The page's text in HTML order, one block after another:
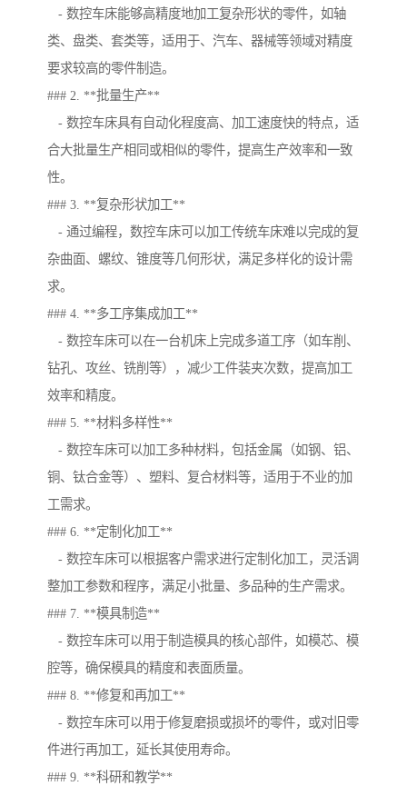
- 数控车床能够高精度地加工复杂形状的零件，如轴
类、盘类、套类等，适用于、汽车、器械等领域对精度
要求较高的零件制造。
### 2. **批量生产**
- 数控车床具有自动化程度高、加工速度快的特点，适
合大批量生产相同或相似的零件，提高生产效率和一致
性。
### 3. **复杂形状加工**
- 通过编程，数控车床可以加工传统车床难以完成的复
杂曲面、螺纹、锥度等几何形状，满足多样化的设计需
求。
### 4. **多工序集成加工**
- 数控车床可以在一台机床上完成多道工序（如车削、
钻孔、攻丝、铣削等），减少工件装夹次数，提高加工
效率和精度。
### 5. **材料多样性**
- 数控车床可以加工多种材料，包括金属（如钢、铝、
铜、钛合金等）、塑料、复合材料等，适用于不业的加
工需求。
### 6. **定制化加工**
- 数控车床可以根据客户需求进行定制化加工，灵活调
整加工参数和程序，满足小批量、多品种的生产需求。
### 7. **模具制造**
- 数控车床可以用于制造模具的核心部件，如模芯、模
腔等，确保模具的精度和表面质量。
### 8. **修复和再加工**
- 数控车床可以用于修复磨损或损坏的零件，或对旧零
件进行再加工，延长其使用寿命。
### 9. **科研和教学**